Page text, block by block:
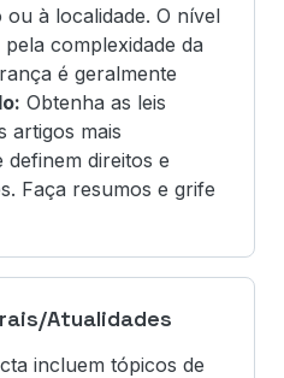
à localidade. O nível
complexidade da
é geralmente
Obtenha as leis
artigos mais
direitos e
Faça resumos e grife
Atualidades
incluem tópicos de